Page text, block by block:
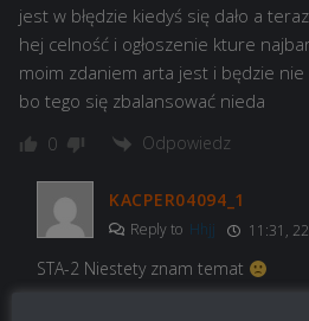
jest w błędzie kiedyś się dało a
hej celność i ogłoszenie kture
moim zdaniem arta jest i będzie
bo tego się zbalansować nieda
0 Odpowiedz
KACPER04094_1
Reply to Hhjj 11:31,
STA-2 Niestety znam temat